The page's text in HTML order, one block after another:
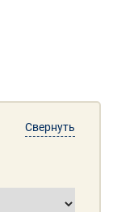
Свернуть